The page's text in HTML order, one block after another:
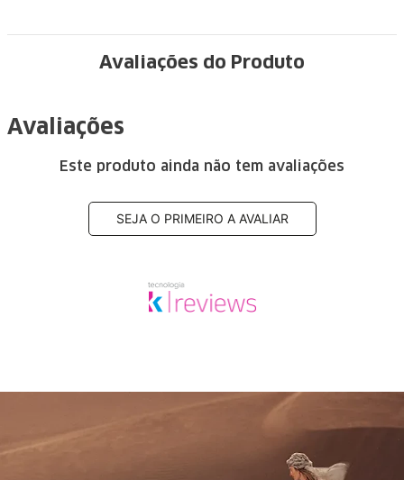
Avaliações do Produto
Avaliações
Este produto ainda não tem avaliações
SEJA O PRIMEIRO A AVALIAR